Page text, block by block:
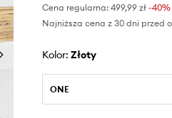
Cena regularna: 499,99 zł-40%
Najniższa cena z 30 dni przed
Kolor: złoty
ONE